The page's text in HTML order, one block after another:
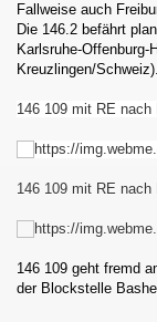
Fallweise auch
Die 146.2 befährt
Karlsruhe-
Kreuzlingen/Schweiz).
146 109 mit RE nach
146 109 mit RE
146 109 geht fremd
der Blockstelle